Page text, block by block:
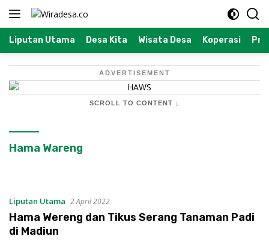
Langsung
Liputan Utama Desa Kita Wisata Desa Koperasi
ADVERTISEMENT
SCROLL TO CONTENT ↓
Hama Wareng
Liputan Utama 2 April 2022
Hama Wereng dan Tikus Serang Tanaman Padi
di Madiun